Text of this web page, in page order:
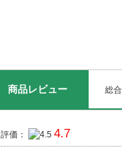
商品レビュー 総
評価： 4.7